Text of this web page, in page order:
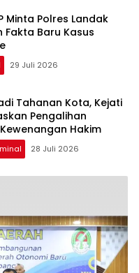
Minta Polres Landak
Fakta Baru Kasus
29 Juli 2026
Tahanan Kota, Kejati
Pengalihan
Hakim
28 Juli 2026